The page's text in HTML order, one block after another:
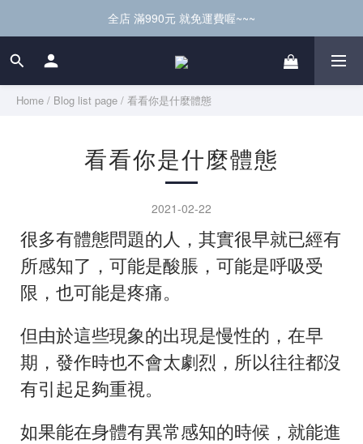
全店 滿990元 就免運費喔~~~
Home / Blog list page / 看看你是什麼體態
看看你是什麼體態
2021-02-22
很多有體態問題的人，其實很早就已經有
所感知了，可能是酸脹，可能是呼吸受
限，也可能是疼痛。
但由於這些現象的出現是慢性的，在早
期，發作時也不會太劇烈，所以往往都沒
有引起足夠重視。
如果能在身體有異常感知的時候，就能進